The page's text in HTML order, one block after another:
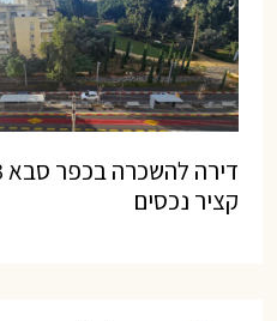
קציר נכסים